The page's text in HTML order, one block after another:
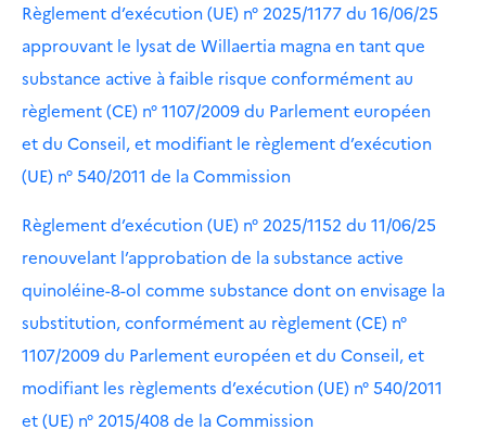
Règlement d’exécution (UE) n° 2025/1177 du 16/06/25
approuvant le lysat de Willaertia magna en tant que
substance active à faible risque conformément au
règlement (CE) n° 1107/2009 du Parlement européen
et du Conseil, et modifiant le règlement d’exécution
(UE) n° 540/2011 de la Commission
Règlement d’exécution (UE) n° 2025/1152 du 11/06/25
renouvelant l’approbation de la substance active
quinoléine-8-ol comme substance dont on envisage la
substitution, conformément au règlement (CE) n°
1107/2009 du Parlement européen et du Conseil, et
modifiant les règlements d’exécution (UE) n° 540/2011
et (UE) n° 2015/408 de la Commission